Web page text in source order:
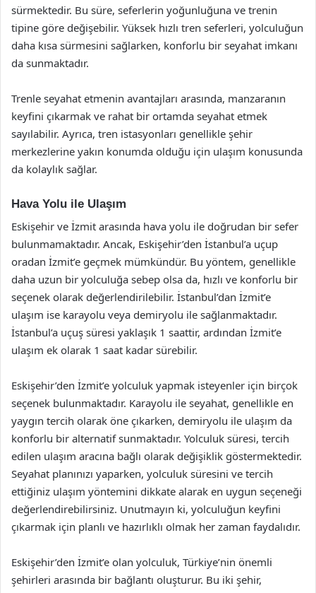
sürmektedir. Bu süre, seferlerin yoğunluğuna ve trenin
tipine göre değişebilir. Yüksek hızlı tren seferleri, yolculuğun
daha kısa sürmesini sağlarken, konforlu bir seyahat imkanı
da sunmaktadır.
Trenle seyahat etmenin avantajları arasında, manzaranın
keyfini çıkarmak ve rahat bir ortamda seyahat etmek
sayılabilir. Ayrıca, tren istasyonları genellikle şehir
merkezlerine yakın konumda olduğu için ulaşım konusunda
da kolaylık sağlar.
Hava Yolu ile Ulaşım
Eskişehir ve İzmit arasında hava yolu ile doğrudan bir sefer
bulunmamaktadır. Ancak, Eskişehir’den İstanbul’a uçup
oradan İzmit’e geçmek mümkündür. Bu yöntem, genellikle
daha uzun bir yolculuğa sebep olsa da, hızlı ve konforlu bir
seçenek olarak değerlendirilebilir. İstanbul’dan İzmit’e
ulaşım ise karayolu veya demiryolu ile sağlanmaktadır.
İstanbul’a uçuş süresi yaklaşık 1 saattir, ardından İzmit’e
ulaşım ek olarak 1 saat kadar sürebilir.
Eskişehir’den İzmit’e yolculuk yapmak isteyenler için birçok
seçenek bulunmaktadır. Karayolu ile seyahat, genellikle en
yaygın tercih olarak öne çıkarken, demiryolu ile ulaşım da
konforlu bir alternatif sunmaktadır. Yolculuk süresi, tercih
edilen ulaşım aracına bağlı olarak değişiklik göstermektedir.
Seyahat planınızı yaparken, yolculuk süresini ve tercih
ettiğiniz ulaşım yöntemini dikkate alarak en uygun seçeneği
değerlendirebilirsiniz. Unutmayın ki, yolculuğun keyfini
çıkarmak için planlı ve hazırlıklı olmak her zaman faydalıdır.
Eskişehir’den İzmit’e olan yolculuk, Türkiye’nin önemli
şehirleri arasında bir bağlantı oluşturur. Bu iki şehir,